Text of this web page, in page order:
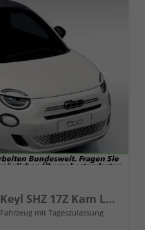
500 Cabrio La Prima Nav Keyl SHZ 17Z Kam LED Car
Fahrzeug mit Tageszulassung